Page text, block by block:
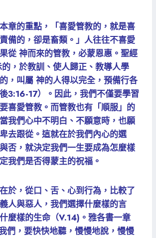
章的重點，「喜愛管教的，就是喜
備的，卻是畜類。」人往往不喜愛
從 神而來的管教，必蒙恩惠。聖經
，於教訓、使人歸正、教導人學
，叫屬 神的人得以完全，預備行各
3:16-17）。因此，我們不僅要學習
喜愛管教。而管教也有「順服」的
我們心中不明白、不願意時，也願
去跟從。這就在於我們內心的選
否，就決定我們一生要成為怎麼樣
我們是否得蒙主的祝福。
於，從口、舌、心到行為，比較了
人與惡人，我們選擇什麼樣的言
麼樣的生命（V.14)。雅各書一章
們，要快快地聽，慢慢地說，慢慢